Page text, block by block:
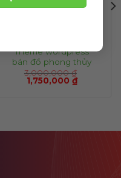
Theme wordpress
bán đồ phong thủy
3,000,000₫
1,750,000 ₫